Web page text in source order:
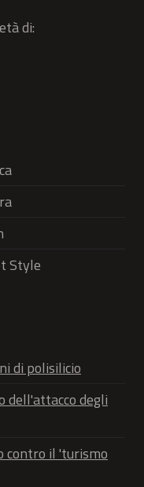
di:
Style
di polisilicio
dell'attacco degli
contro il 'turismo